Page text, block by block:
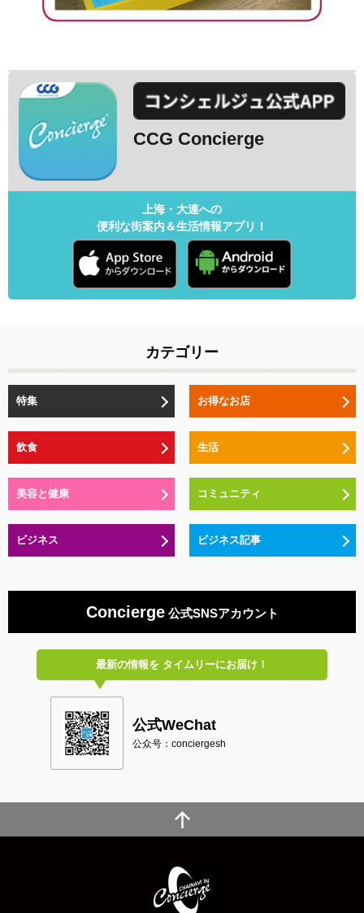
CCG Concierge
上海・大連への
便利な街案内＆生活情報アプリ！
カテゴリー
特集 お得なお店
飲食 生活
美容と健康 コミュニティ
ビジネス ビジネス記事
Concierge公式SNSアカウント
最新の情報をタイムリーにお届け！
公式WeChat
公众号：conciergesh